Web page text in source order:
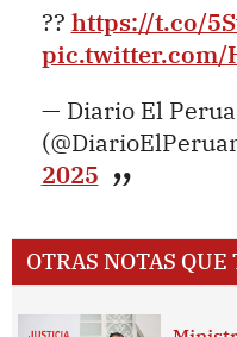
?? https://t.co/
pic.twitter.com/
— Diario El
2025
OTRAS NOTAS